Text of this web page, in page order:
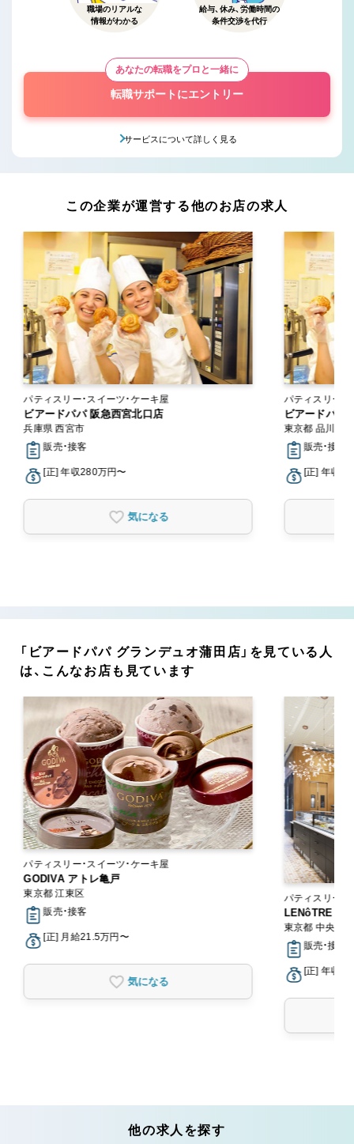
職場のリアルな
情報がわかる
給与、休み、労働時間の
条件交渉を代行
あなたの転職をプロと一緒に
転職サポートにエントリー
サービスについて詳しく見る
この企業が運営する他のお店の求人
パティスリー・スイーツ・ケーキ屋
ビアードパパ 阪急西宮北口店
兵庫県 西宮市
販売・接客
[正] 年収280万円〜
気になる
パティスリー・
ビアードパパ
東京都 品川区
販売・接客
[正] 年収
「ビアードパパ グランデュオ蒲田店」を見ている人
は、こんなお店も見ています
パティスリー・スイーツ・ケーキ屋
GODIVA アトレ亀戸
東京都 江東区
販売・接客
[正] 月給21.5万円〜
気になる
パティスリー・
LENôTRE＜
東京都 中央区
販売・接客
[正] 年収
他の求人を探す